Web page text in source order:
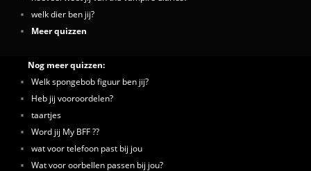
welk dier ben jij?
Meer quizzen
Nog meer quizzen:
Welk spongebob figuur ben jij?
Heb jij vooroordelen?
taartjes
Word jij My BFF ??
wat voor telefoon past bij jou
Wat voor oorbellen passen bij jou?